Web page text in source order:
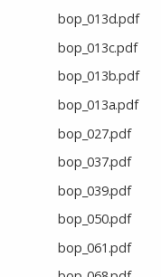
bop_013d.pdf
bop_013c.pdf
bop_013b.pdf
bop_013a.pdf
bop_027.pdf
bop_037.pdf
bop_039.pdf
bop_050.pdf
bop_061.pdf